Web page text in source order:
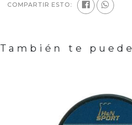
COMPARTIR ESTO:
También te